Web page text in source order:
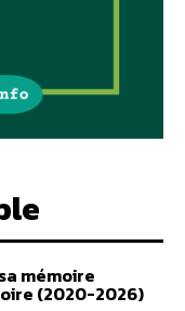
mémoire
(2020-2026)